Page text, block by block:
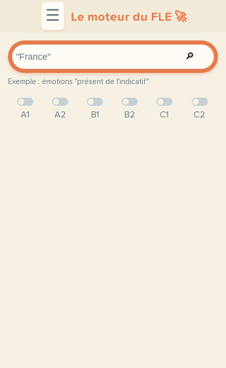
☰ Le moteur du FLE 🚀
🔎
Exemple : émotions "présent de l'indicatif"
A1 A2 B1 B2 C1 C2